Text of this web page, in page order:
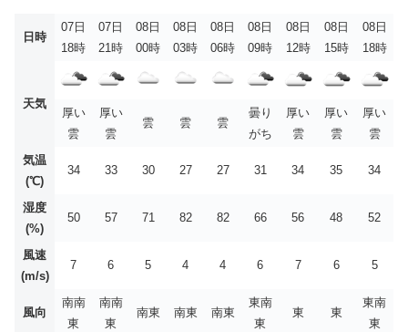
日時
07日
18時
07日
21時
08日
00時
08日
03時
08日
06時
08日
09時
08日
12時
08日
15時
08日
18時
天気
厚い
雲
厚い
雲
雲 雲 雲
曇り
がち
厚い
雲
厚い
雲
厚い
雲
気温
(℃)
34 33 30 27 27 31 34 35 34
湿度
(%)
50 57 71 82 82 66 56 48 52
風速
(m/s)
7 6 5 4 4 6 7 6 5
風向
南南
東
南南
東
南東 南東 南東
東南
東
東 東
東南
東